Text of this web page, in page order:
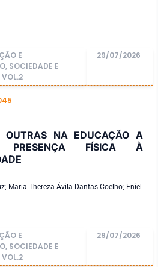
E
SOCIEDADE E
29/07/2026
OUTRAS NA EDUCAÇÃO A
PRESENÇA FÍSICA À
Maria Thereza Ávila Dantas Coelho; Eniel
E
SOCIEDADE E
29/07/2026